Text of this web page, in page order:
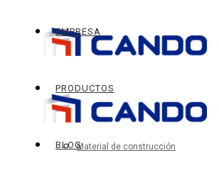
EMPRESA
PRODUCTOS
Material de construcción
BLOG